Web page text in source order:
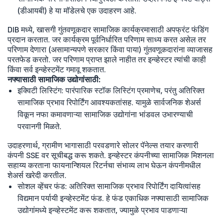
(डीआयबी) हे या मॉडेलचे एक उदाहरण आहे.
DIB मध्ये, खासगी गुंतवणूकदार सामाजिक कार्यक्रमासाठी अपफ्रंट फंडिंग
प्रदान करतात. जर कार्यक्रम पूर्वनिर्धारित परिणाम साध्य करत असेल तर
परिणाम देणारा (असामान्यपणे सरकार किंवा पाया) गुंतवणूकदारांना व्याजासह
परतफेड करतो. जर परिणाम प्राप्त झाले नाहीत तर इन्व्हेस्टर त्यांची काही
किंवा सर्व इन्व्हेस्टमेंट गमावू शकतात.
नफ्यासाठी सामाजिक उद्योगांसाठी:
इक्विटी लिस्टिंग: पारंपारिक स्टॉक लिस्टिंग प्रमाणेच, परंतु अतिरिक्त
सामाजिक प्रभाव रिपोर्टिंग आवश्यकतांसह. यामुळे सार्वजनिक शेअर्स
विकून नफा कमावणाऱ्या सामाजिक उद्योगांना भांडवल उभारण्याची
परवानगी मिळते.
उदाहरणार्थ, ग्रामीण भागासाठी परवडणारे सोलर पॅनेल्स तयार करणारी
कंपनी SSE वर सूचीबद्ध करू शकते. इन्व्हेस्टर कंपनीच्या सामाजिक मिशनला
सहाय्य करताना फायनान्शियल रिटर्नचा संभाव्य लाभ घेऊन कंपनीमधील
शेअर्स खरेदी करतील.
सोशल व्हेंचर फंड: अतिरिक्त सामाजिक प्रभाव रिपोर्टिंग दायित्वांसह
विद्यमान पर्यायी इन्व्हेस्टमेंट फंड. हे फंड एकाधिक नफ्यासाठी सामाजिक
उद्योगांमध्ये इन्व्हेस्टमेंट करू शकतात, ज्यामुळे प्रभाव पाडणाऱ्या